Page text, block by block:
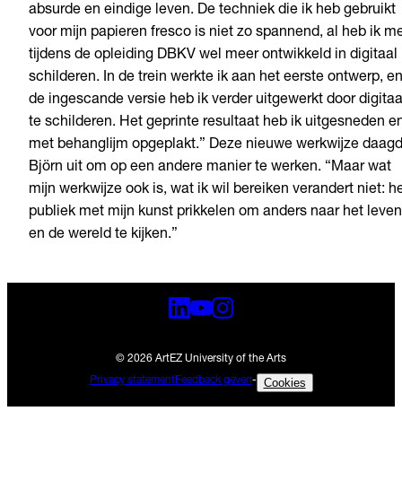
absurde en eindige leven. De techniek die ik heb gebruikt
voor mijn papieren fresco is niet zo spannend, al heb ik
tijdens de opleiding DBKV wel meer ontwikkeld in digitaal
schilderen. In de trein werkte ik aan het eerste ontwerp, en
de ingescande versie heb ik verder uitgewerkt door
te schilderen. Het geprinte resultaat heb ik uitgesneden
met behanglijm opgeplakt.” Deze nieuwe werkwijze
Björn uit om op een andere manier te werken. “Maar wat
mijn werkwijze ook is, wat ik wil bereiken verandert niet:
publiek met mijn kunst prikkelen om anders naar het leven
en de wereld te kijken.”
© 2026 ArtEZ University of the Arts
Privacy statementFeedback geven- Cookies